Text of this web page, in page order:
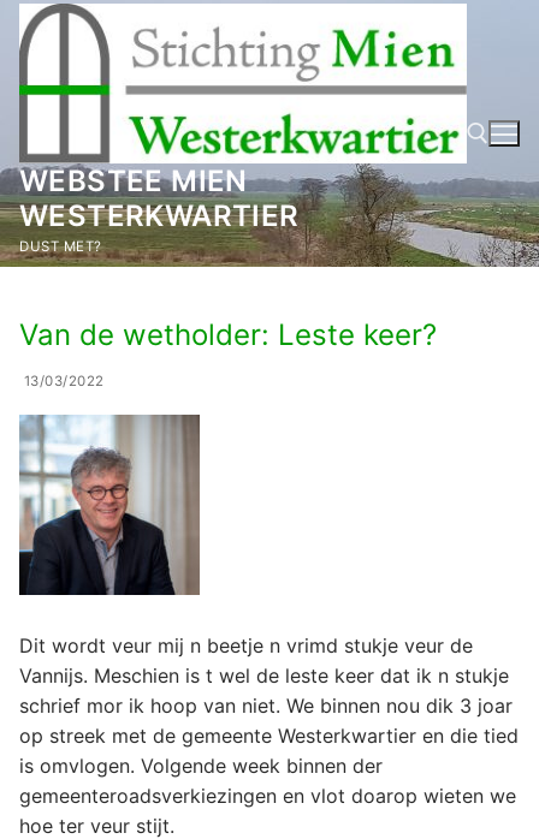
naar
inhoud
WEBSTEE MIEN
WESTERKWARTIER
DUST MET? Zoeken naar:
Van de wetholder: Leste keer?
13/03/2022
Dit wordt veur mij n beetje n vrimd stukje veur de
Vannijs. Meschien is t wel de leste keer dat ik n stukje
schrief mor ik hoop van niet. We binnen nou dik 3 joar
op streek met de gemeente Westerkwartier en die tied
is omvlogen. Volgende week binnen der
gemeenteroadsverkiezingen en vlot doarop wieten we
hoe ter veur stijt.